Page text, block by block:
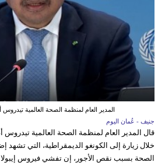
المدير العام لمنظمة الصحة العالمية
جنيف - عُمان اليوم
قال المدير العام لمنظمة الصحة العالمية تيدروس
خلال زيارة إلى الكونغو الديمقراطية، التي تشهد
الصحة بسبب نقص الأجور، إن تفشي فيروس إيبولا